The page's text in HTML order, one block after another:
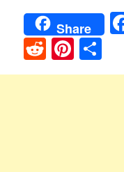
Share
Reddit